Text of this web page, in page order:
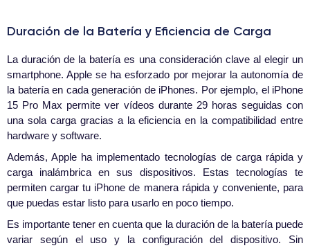
Duración de la Batería y Eficiencia de Carga
La duración de la batería es una consideración clave al elegir un
smartphone. Apple se ha esforzado por mejorar la autonomía de
la batería en cada generación de iPhones. Por ejemplo, el iPhone
15 Pro Max permite ver vídeos durante 29 horas seguidas con
una sola carga gracias a la eficiencia en la compatibilidad entre
hardware y software.
Además, Apple ha implementado tecnologías de carga rápida y
carga inalámbrica en sus dispositivos. Estas tecnologías te
permiten cargar tu iPhone de manera rápida y conveniente, para
que puedas estar listo para usarlo en poco tiempo.
Es importante tener en cuenta que la duración de la batería puede
variar según el uso y la configuración del dispositivo. Sin